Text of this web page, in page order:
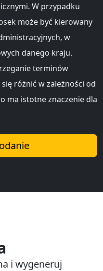
W przypadku
może być kierowany
w
danego kraju.
terminów
różnić w zależności od
ma istotne znaczenie dla
i wygeneruj